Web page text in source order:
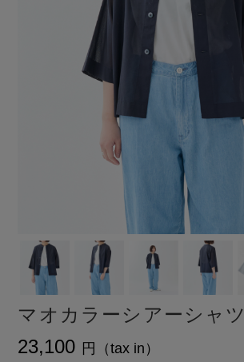
マオカラーシアーシャツ
¥23,100